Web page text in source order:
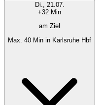
Di., 21.07.
+32 Min
am Ziel
Max. 40 Min in Karlsruhe Hbf